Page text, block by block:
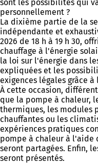
sont les possibilités qui
personnellement ?
La dixième partie de la
indépendante et
2026 de 18 h à 19 h 30,
chauffage à l'énergie
la loi sur l'énergie dans
expliquées et les
exigences légales grâce
À cette occasion,
que la pompe à chaleur,
thermiques, les modules
chauffantes ou les
expériences pratiques
pompe à chaleur à
seront partagées. Enfin,
seront présentés.